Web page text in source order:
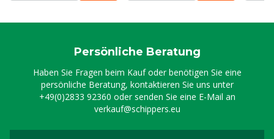
Persönliche Beratung
Haben Sie Fragen beim Kauf oder benötigen Sie eine
persönliche Beratung, kontaktieren Sie uns unter
+49(0)2833 92360 oder senden Sie eine E-Mail an
verkauf@schippers.eu